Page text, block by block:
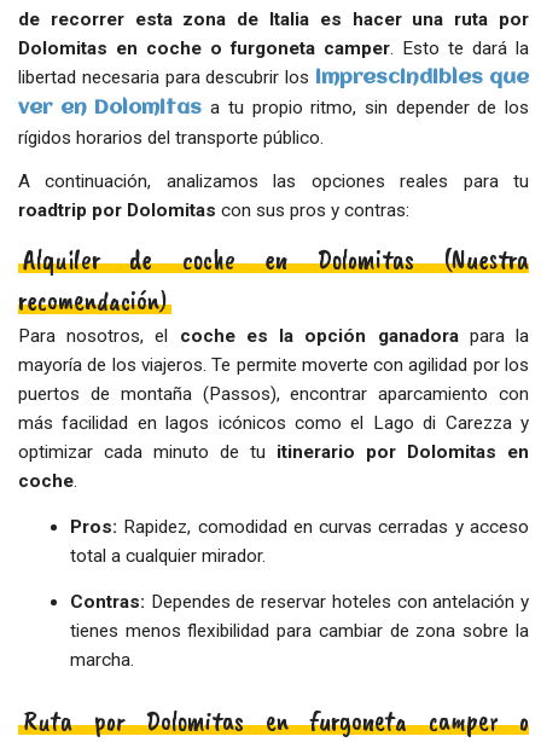
de recorrer esta zona de Italia es hacer una ruta por
Dolomitas en coche o furgoneta camper . Esto te dará la
libertad necesaria para descubrir los
imprescindibles que
ver en Dolomitas a tu propio ritmo, sin depender de los
rígidos horarios del transporte público.
A continuación, analizamos las opciones reales para tu
roadtrip por Dolomitas con sus pros y contras:
Alquiler de coche en Dolomitas (Nuestra
recomendación)
Para nosotros, el coche es la opción ganadorapara la
mayoría de los viajeros. Te permite moverte con agilidad por los
puertos de montaña (Passos), encontrar aparcamiento con
más facilidad en lagos icónicos como el Lago di Carezza y
optimizar cada minuto de tu itinerario por Dolomitas en
coche
Pros: Rapidez, comodidad en curvas cerradas y acceso
total a cualquier mirador.
Contras: Dependes de reservar hoteles con antelación y
tienes menos flexibilidad para cambiar de zona sobre la
marcha.
Ruta por Dolomitas en furgoneta camper o